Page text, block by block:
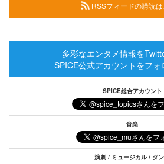
RSSフィードの購読は
多彩なエンタメ情報を
SPICE公式アカウントをフォ
SPICE総合アカウント
音楽
演劇 / ミュージカル / ダ